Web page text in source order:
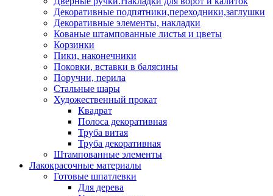
Декоративные подпятники,переходники,заглушки
Декоративные элементы, накладки
Кованые штампованные листья и цветы
Корзинки
Пики, наконечники
Поковки, вставки в балясины
Поручни, перила
Стальные шары
Художественный прокат
Квадрат
Полоса декоративная
Труба витая
Труба декоративная
Штампованные элементы
Лакокрасочные материалы
Готовые шпатлевки
Для дерева